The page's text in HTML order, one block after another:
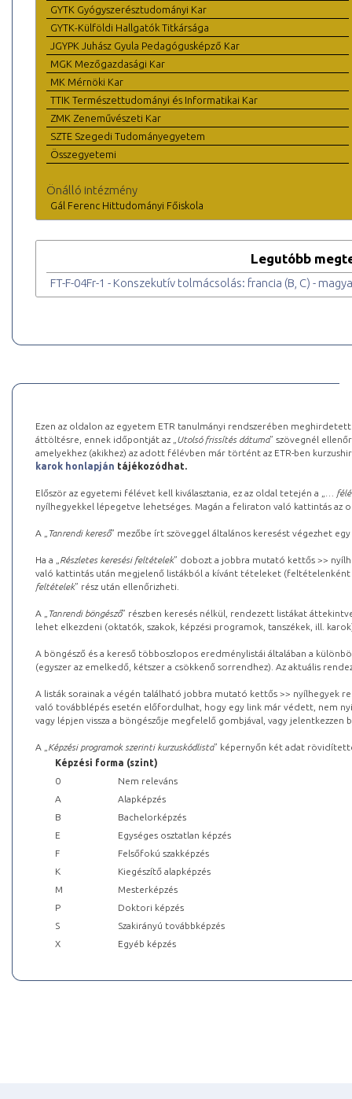
GYTK Gyógyszerésztudományi Kar
GYTK-Külföldi Hallgatók Titkársága
JGYPK Juhász Gyula Pedagógusképző Kar
MGK Mezőgazdasági Kar
MK Mérnöki Kar
TTIK Természettudományi és Informatikai Kar
ZMK Zeneművészeti Kar
SZTE Szegedi Tudományegyetem
Összegyetemi
Önálló intézmény
Gál Ferenc Hittudományi Főiskola
Legutóbb
FT-F-04Fr-1 - Konszekutív tolmácsolás: francia (B, C) -
Ezen az oldalon az egyetem ETR tanulmányi rendszerében
áttöltésre, ennek időpontját az „ Utolsó frissítés dátuma” szövegnél
amelyekhez (akikhez) az adott félévben már történt az ETR-ben
karok honlapján tájékozódhat.
Először az egyetemi félévet kell kiválasztania, ez az oldal tetején a „
…
nyílhegyekkel lépegetve lehetséges. Magán a feliraton való kattintás az
A „ Tanrendi kereső” mezőbe írt szöveggel általános keresést végezhet
Ha a „ Részletes keresési feltételek” dobozt a jobbra mutató kettős >>
való kattintás után megjelenő listákból a kívánt tételeket (feltételenként
feltételek” rész után ellenőrizheti.
A „ Tanrendi böngésző” részben keresés nélkül, rendezett listákat
lehet elkezdeni (oktatók, szakok, képzési programok, tanszékek, ill.
A böngésző és a kereső többoszlopos eredménylistái általában a
(egyszer az emelkedő, kétszer a csökkenő sorrendhez). Az aktuális
A listák sorainak a végén található jobbra mutató kettős >> nyílhegyek
való továbblépés esetén előfordulhat, hogy egy link már védett, nem
vagy lépjen vissza a böngészője megfelelő gombjával, vagy
A „ Képzési programok szerinti kurzuskódlista” képernyőn két adat
Képzési forma (szint)
0
Nem releváns
A
Alapképzés
B
Bachelorképzés
E
Egységes osztatlan képzés
F
Felsőfokú szakképzés
K
Kiegészítő alapképzés
M
Mesterképzés
P
Doktori képzés
S
Szakirányú továbbképzés
X
Egyéb képzés